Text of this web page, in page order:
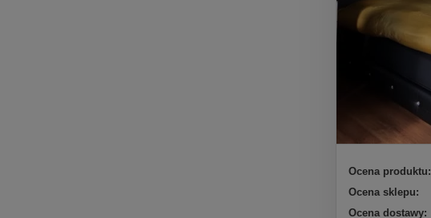
Ocena produktu:
Ocena sklepu:
Ocena dostawy: